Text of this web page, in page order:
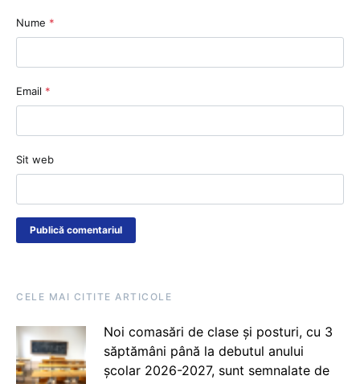
Nume *
Email *
Sit web
CELE MAI CITITE ARTICOLE
Noi comasări de clase și posturi, cu 3
săptămâni până la debutul anului
școlar 2026-2027, sunt semnalate de